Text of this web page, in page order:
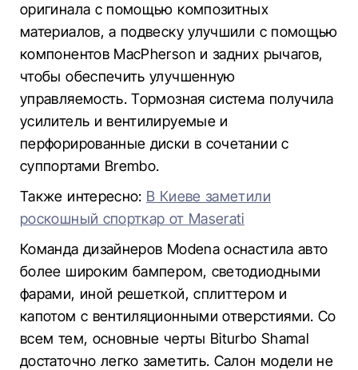
оригинала с помощью композитных
материалов, а подвеску улучшили с помощью
компонентов MacPherson и задних рычагов,
чтобы обеспечить улучшенную
управляемость. Тормозная система получила
усилитель и вентилируемые и
перфорированные диски в сочетании с
суппортами Brembo.
Также интересно: В Киеве заметили
роскошный спорткар от Maserati
Команда дизайнеров Modena оснастила авто
более широким бампером, светодиодными
фарами, иной решеткой, сплиттером и
капотом с вентиляционными отверстиями. Со
всем тем, основные черты Biturbo Shamal
достаточно легко заметить. Салон модели не